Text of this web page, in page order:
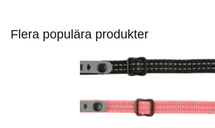
Flera populära produkter